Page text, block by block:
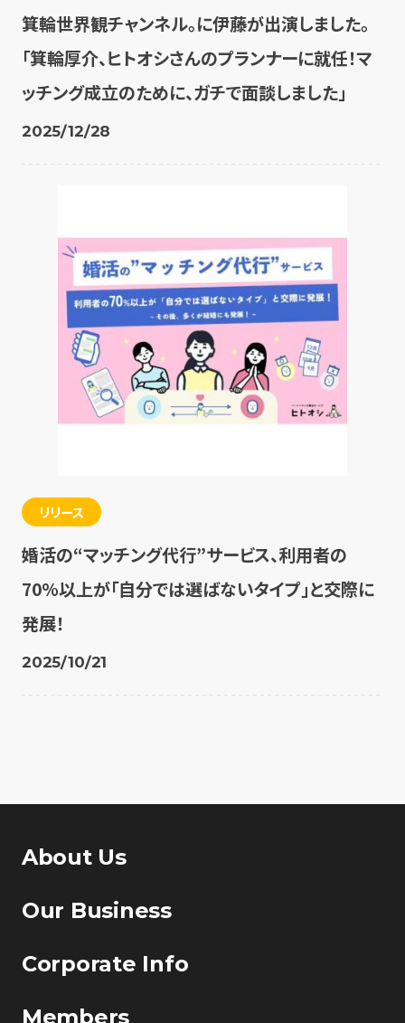
箕輪世界観チャンネル。に伊藤が出演しました。
「箕輪厚介、ヒトオシさんのプランナーに就任！マ
ッチング成立のために、ガチで面談しました」
2025/12/28
リリース
婚活の“マッチング代行”サービス、利用者の
70%以上が「自分では選ばないタイプ」と交際に
発展！
2025/10/21
About Us
Our Business
Corporate Info
Members